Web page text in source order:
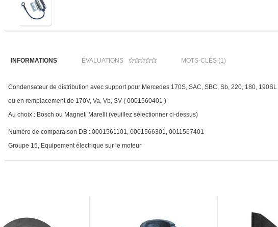
INFORMATIONS ÉVALUATIONS MOTS-CLÉS (1)
Condensateur de distribution avec support pour Mercedes 170S, SAC, SBC, Sb, 220, 180,
ou en remplacement de 170V, Va, Vb, SV ( 0001560401 )
Au choix : Bosch ou Magneti Marelli (veuillez sélectionner ci-dessus)
Numéro de comparaison DB : 0001561101, 0001566301, 0011567401
Groupe 15, Equipement électrique sur le moteur